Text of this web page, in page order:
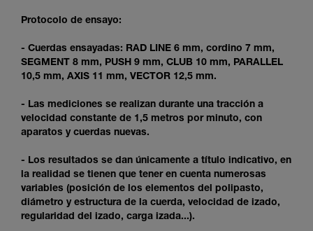
su actividad. Pueden existir otras que no
Protocolo de ensayo:
- Cuerdas ensayadas: RAD LINE 6 mm, cordino 7 mm,
SEGMENT 8 mm, PUSH 9 mm, CLUB 10 mm, PARALLEL
10,5 mm, AXIS 11 mm, VECTOR 12,5 mm.
- Las mediciones se realizan durante una tracción a
velocidad constante de 1,5 metros por minuto, con
aparatos y cuerdas nuevas.
- Los resultados se dan únicamente a título indicativo, en
la realidad se tienen que tener en cuenta numerosas
variables (posición de los elementos del polipasto,
diámetro y estructura de la cuerda, velocidad de izado,
regularidad del izado, carga izada...).